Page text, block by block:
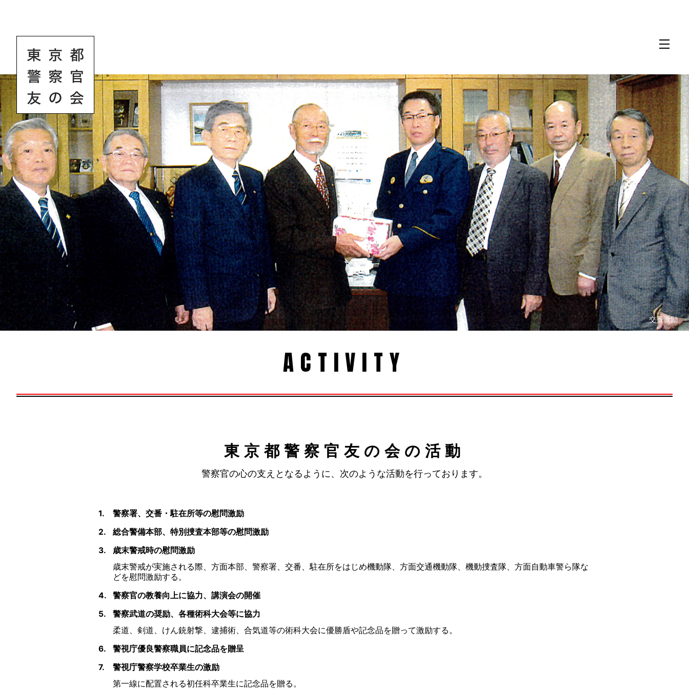
交番激励
ACTIVITY
東京都警察官友の会の活動
警察官の心の支えとなるように、次のような活動を行っております。
1.
警察署、交番・駐在所等の慰問激励
2.
総合警備本部、特別捜査本部等の慰問激励
3.
歳末警戒時の慰問激励
歳末警戒が実施される際、方面本部、警察署、交番、駐在所をはじめ機動隊、方面交通機動隊、機動捜査隊、方面自動車警ら隊な
どを慰問激励する。
4.
警察官の教養向上に協力、講演会の開催
5.
警察武道の奨励、各種術科大会等に協力
柔道、剣道、けん銃射撃、逮捕術、合気道等の術科大会に優勝盾や記念品を贈って激励する。
6.
警視庁優良警察職員に記念品を贈呈
7.
警視庁警察学校卒業生の激励
第一線に配置される初任科卒業生に記念品を贈る。